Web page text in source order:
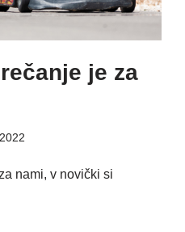
je za
nami, v novički si